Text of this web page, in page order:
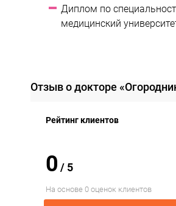
Диплом по
медицинский
Отзыв о докторе
Рейтинг клиентов
0 / 5
На основе 0 оценок клиентов